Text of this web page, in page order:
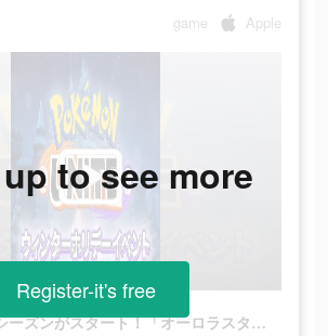
game Apple
バトルパス新シーズンがスタート！「オーロラスタイル-サーナイト」などの新しいホロウェアが手に入る！
to see more
Register-it's free